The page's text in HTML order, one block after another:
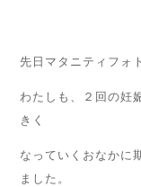
先日マタニティフォ
わたしも、２回の妊
きく
なっていくおなかに
ました。